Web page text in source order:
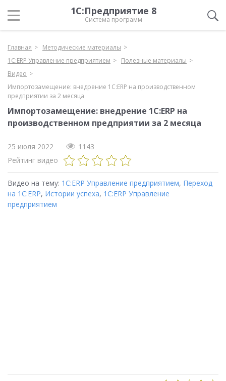
1С:Предприятие 8
Система программ
Главная
Методические материалы
1С:ERP Управление предприятием
Полезные материалы
Видео
Импортозамещение: внедрение 1С:ERP на производственном
предприятии за 2 месяца
Импортозамещение: внедрение 1С:ERP на
производственном предприятии за 2 месяца
25 июля 2022
1143
Рейтинг видео
Видео на тему: 1С:ERP Управление предприятием, Переход
на 1C:ERP, Истории успеха, 1С:ERP Управление
предприятием